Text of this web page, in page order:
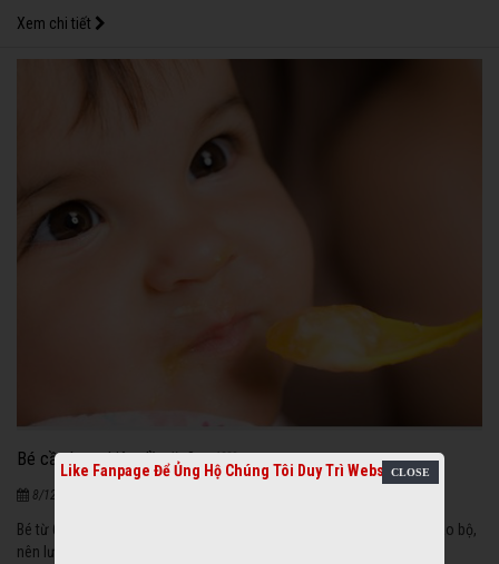
Xem chi tiết
Bé cần bao nhiêu dầu ăn? 1289
8/12/2020
Bé từ 6 tháng tới 2 tuổi là giai đoạn phát triển nhanh về thể chất và não bộ,
nên lượng chất béo trong khẩu phần ăn khá cao, chiếm 35-40% năng
Like Fanpage Để Ủng Hộ Chúng Tôi Duy Trì Website